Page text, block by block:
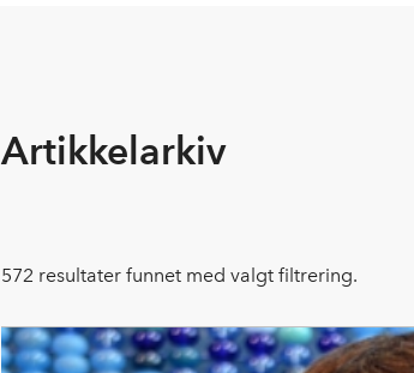
Artikkelarkiv
572 resultater funnet med valgt filtrering.